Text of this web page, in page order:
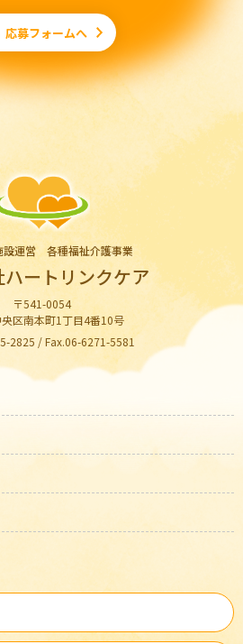
応募フォームへ
設運営 各種福祉介護事業
ートリンクケア
〒541-0054
区南本町1丁目4番10号
2825 / Fax.06-6271-5581